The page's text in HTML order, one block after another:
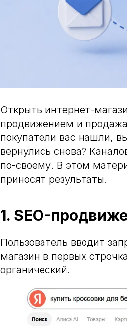
Открыть интернет-
продвижением и
покупатели вас нашли,
вернулись снова?
по-своему. В этом
приносят результаты.
1. SEO-
Пользователь вводит
магазин в первых
органический.